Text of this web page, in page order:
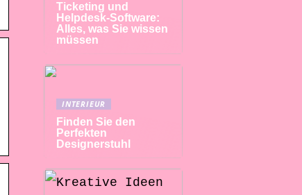
Ticketing und
Helpdesk-Software:
Alles, was Sie wissen
müssen
INTERIEUR
Finden Sie den
Perfekten
Designerstuhl